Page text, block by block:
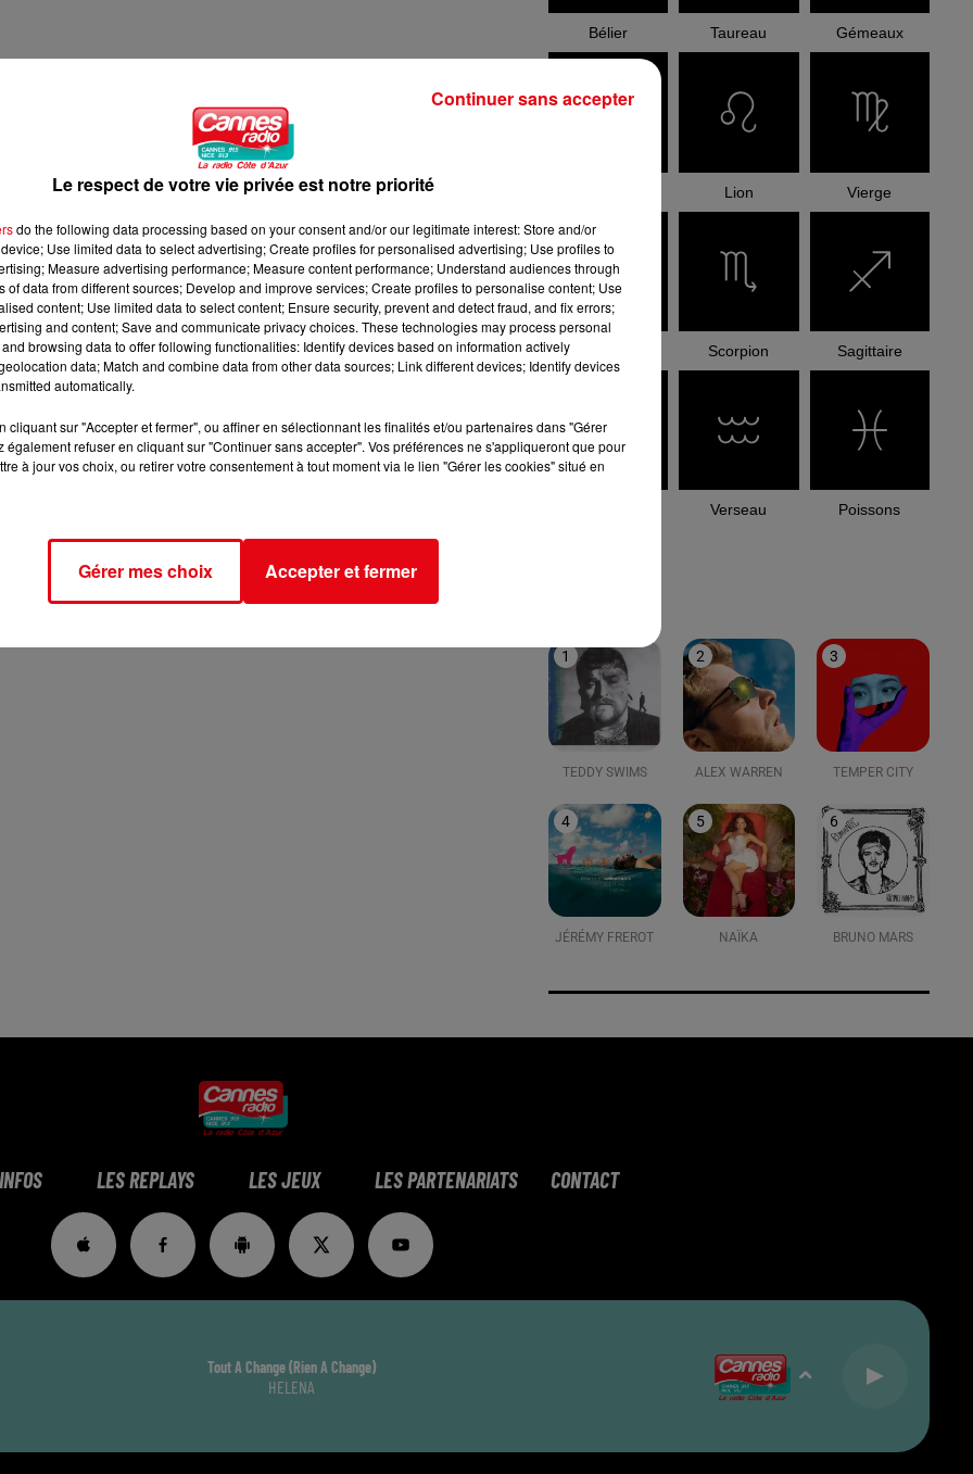
Bélier Taureau Gémeaux
Lion Vierge
Scorpion Sagittaire
Verseau Poissons
1
TEDDY SWIMS
2
ALEX WARREN
3
TEMPER CITY
4
JÉRÉMY FREROT
5
NAÏKA
6
BRUNO MARS
LES REPLAYS LES JEUX LES PARTENARIATS CONTACT
Tout A Change (rien A Change)
HELENA
Le respect de votre vie privée est notre priorité
do the following data processing based on your consent and/or our legitimate interest: Store and/or
Use limited data to select advertising; Create profiles for personalised advertising; Use profiles to
Measure advertising performance; Measure content performance; Understand audiences through
of data from different sources; Develop and improve services; Create profiles to personalise content; Use
content; Use limited data to select content; Ensure security, prevent and detect fraud, and fix errors;
and content; Save and communicate privacy choices. These technologies may process personal
browsing data to offer following functionalities: Identify devices based on information actively
data; Match and combine data from other data sources; Link different devices; Identify devices
automatically.
cliquant sur "Accepter et fermer", ou affiner en sélectionnant les finalités et/ou partenaires dans "Gérer
également refuser en cliquant sur "Continuer sans accepter". Vos préférences ne s'appliqueront que pour
à jour vos choix, ou retirer votre consentement à tout moment via le lien "Gérer les cookies" situé en
Gérer mes choix Accepter et fermer
Continuer sans accepter